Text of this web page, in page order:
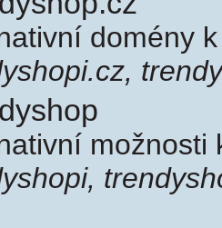
domény
možnosti